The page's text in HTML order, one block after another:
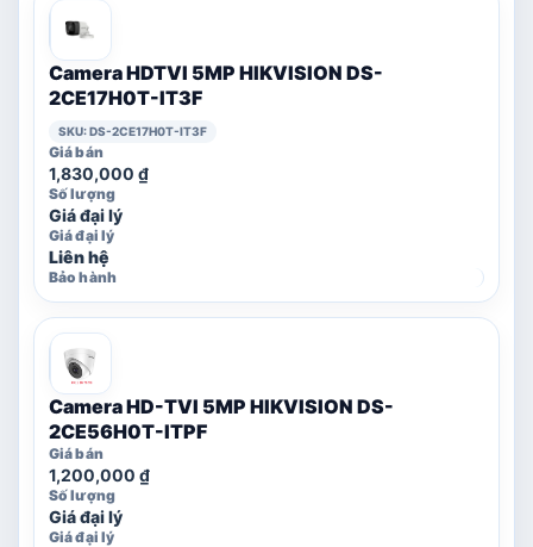
Camera HDTVI 5MP HIKVISION DS-
2CE17H0T-IT3F
SKU: DS-2CE17H0T-IT3F
1,830,000 ₫
Giá đại lý
Liên hệ
Camera HD-TVI 5MP HIKVISION DS-
2CE56H0T-ITPF
1,200,000 ₫
Giá đại lý